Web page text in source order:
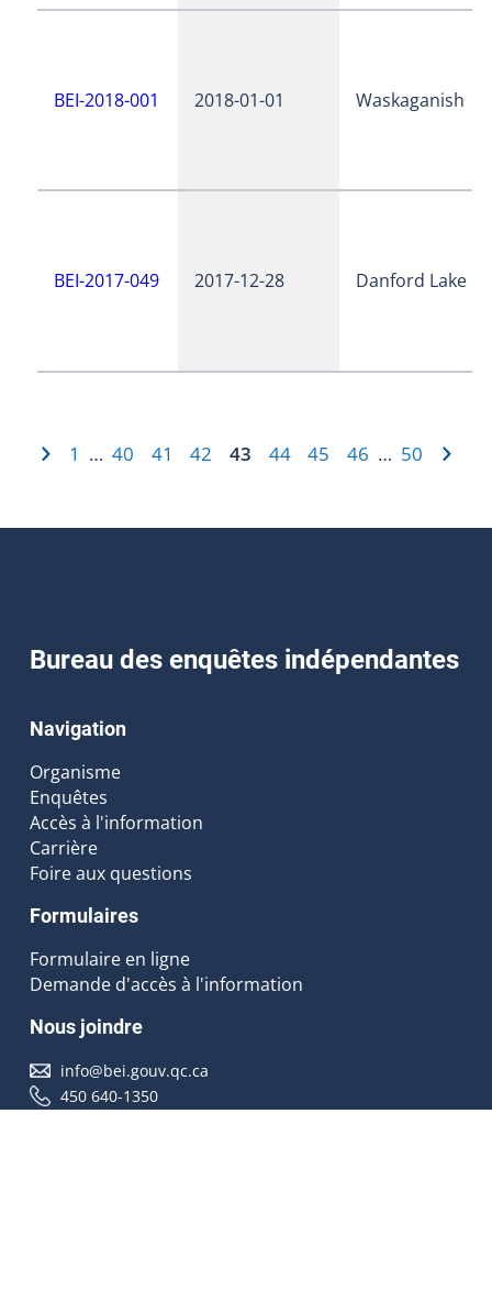
BEI-2018-001 2018-01-01 Waskaganish
BEI-2017-049 2017-12-28 Danford Lake
1 … 40 41 42 43 44 45 46 … 50
Bureau des enquêtes indépendantes
Navigation
Organisme
Enquêtes
Accès à l'information
Carrière
Foire aux questions
Formulaires
Formulaire en ligne
Demande d'accès à l'information
Nous joindre
info@bei.gouv.qc.ca
450 640-1350